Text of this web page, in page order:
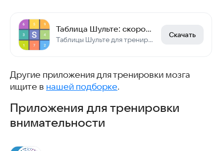
Таблица Шульте: скорочтение и тренировка мозга
Таблицы Шульте для тренировки навыка скорочтения. Тест концентрации внимания
Скачать
Другие приложения для тренировки мозга
ищите в нашей подборке.
Приложения для тренировки
внимательности